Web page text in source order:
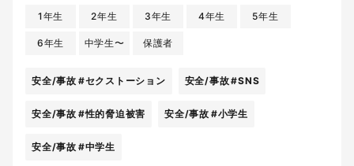
1年生 2年生 3年生 4年生 5年生
6年生 中学生〜 保護者
安全/事故 #セクストーション 安全/事故#SNS
安全/事故 #性的脅迫被害 安全/事故 #小学生
安全/事故 #中学生